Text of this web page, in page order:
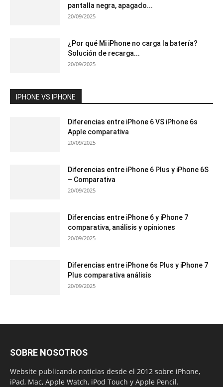
pantalla negra, apagado...
20/09/2025
¿Por qué Mi iPhone no carga la batería?
Solución de recarga...
20/09/2025
IPHONE VS IPHONE
Diferencias entre iPhone 6 VS iPhone 6s
Apple comparativa
20/09/2025
Diferencias entre iPhone 6 Plus y iPhone 6S
– Comparativa
20/09/2025
Diferencias entre iPhone 6 y iPhone 7
comparativa, análisis y opiniones
20/09/2025
Diferencias entre iPhone 6s Plus y iPhone 7
Plus comparativa análisis
20/09/2025
SOBRE NOSOTROS
Website publicando noticias desde el 2012 sobre iPhone,
iPad, Mac, Apple Watch, iPod Touch y Apple Pencil.